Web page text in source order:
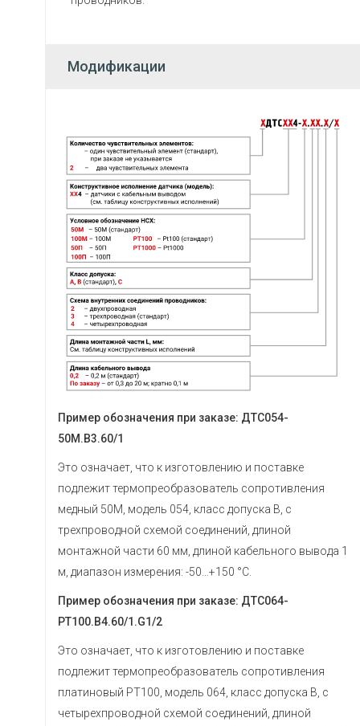
Модификации
Пример обозначения при заказе: ДТС054-
50М.В3.60/1
Это означает, что к изготовлению и поставке
подлежит термопреобразователь сопротивления
медный 50М, модель 054, класс допуска В, с
трехпроводной схемой соединений, длиной
монтажной части 60 мм, длиной кабельного вывода 1
м, диапазон измерения: -50…+150 °С.
Пример обозначения при заказе: ДТС064-
РТ100.В4.60/1.G1/2
Это означает, что к изготовлению и поставке
подлежит термопреобразователь сопротивления
платиновый РТ100, модель 064, класс допуска В, с
четырехпроводной схемой соединений, длиной